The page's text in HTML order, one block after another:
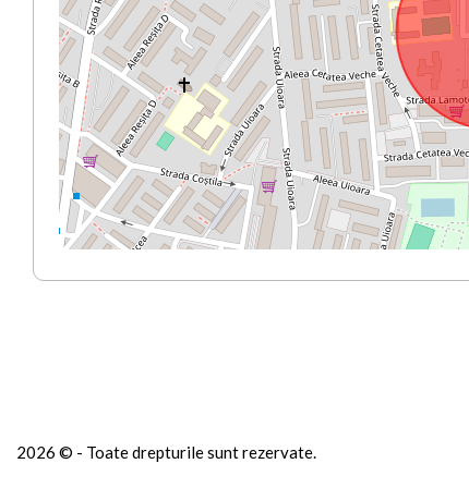
2026 © - Toate drepturile sunt rezervate.